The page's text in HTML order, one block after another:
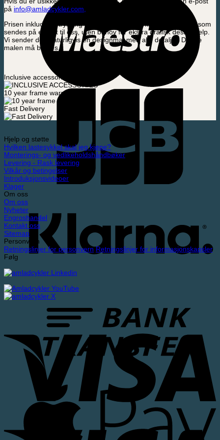
på info@amladcykler.com, så sender vi deg designformatet.
Prisen inkluderer trykking og montering av trykkferdige design som
sendes på e-post til oss, uten behov for ekstra grafisk designhjelp.
Vi sender deg naturligvis en designmal med alle detaljer. Denne
malen må brukes.
Inclusive accessories
10 year frame warranty
Fast Delivery
Hjelp og støtte
Hvilken lastesykkel skal jeg kjøpe?
Monterings- og vedlikeholdshåndbøker
Levering - Rask levering
Vilkår og betingelser
Introduksjonsvideoer
Klager
Om oss
Om oss
Nyheter
Engroshandel
Kontakt oss
Sitemap
Personvern
Retningslinjer for personvern Retningslinjer for informasjonskapsler
Følg